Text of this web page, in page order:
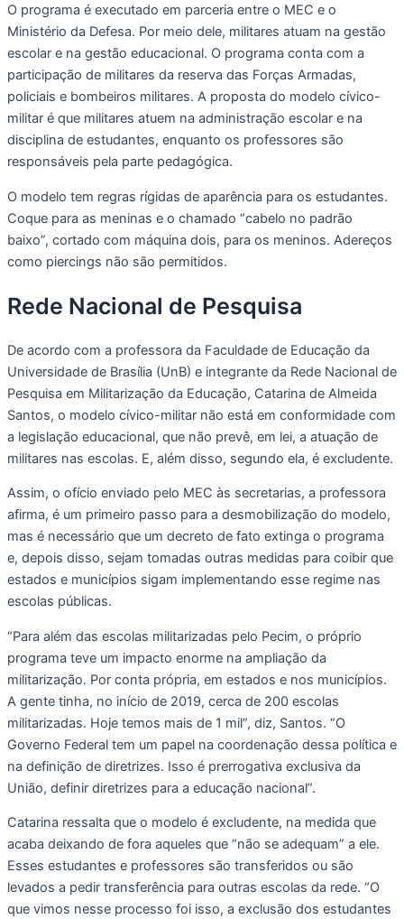
O programa é executado em parceria entre o MEC e o
Ministério da Defesa. Por meio dele, militares atuam na gestão
escolar e na gestão educacional. O programa conta com a
participação de militares da reserva das Forças Armadas,
policiais e bombeiros militares. A proposta do modelo cívico-
militar é que militares atuem na administração escolar e na
disciplina de estudantes, enquanto os professores são
responsáveis pela parte pedagógica.
O modelo tem regras rígidas de aparência para os estudantes.
Coque para as meninas e o chamado “cabelo no padrão
baixo”, cortado com máquina dois, para os meninos. Adereços
como piercings não são permitidos.
Rede Nacional de Pesquisa
De acordo com a professora da Faculdade de Educação da
Universidade de Brasília (UnB) e integrante da Rede Nacional de
Pesquisa em Militarização da Educação, Catarina de Almeida
Santos, o modelo cívico-militar não está em conformidade com
a legislação educacional, que não prevê, em lei, a atuação de
militares nas escolas. E, além disso, segundo ela, é excludente.
Assim, o ofício enviado pelo MEC às secretarias, a professora
afirma, é um primeiro passo para a desmobilização do modelo,
mas é necessário que um decreto de fato extinga o programa
e, depois disso, sejam tomadas outras medidas para coibir que
estados e municípios sigam implementando esse regime nas
escolas públicas.
“Para além das escolas militarizadas pelo Pecim, o próprio
programa teve um impacto enorme na ampliação da
militarização. Por conta própria, em estados e nos municípios.
A gente tinha, no início de 2019, cerca de 200 escolas
militarizadas. Hoje temos mais de 1 mil”, diz, Santos. “O
Governo Federal tem um papel na coordenação dessa política e
na definição de diretrizes. Isso é prerrogativa exclusiva da
União, definir diretrizes para a educação nacional”.
Catarina ressalta que o modelo é excludente, na medida que
acaba deixando de fora aqueles que “não se adequam” a ele.
Esses estudantes e professores são transferidos ou são
levados a pedir transferência para outras escolas da rede. “O
que vimos nesse processo foi isso, a exclusão dos estudantes